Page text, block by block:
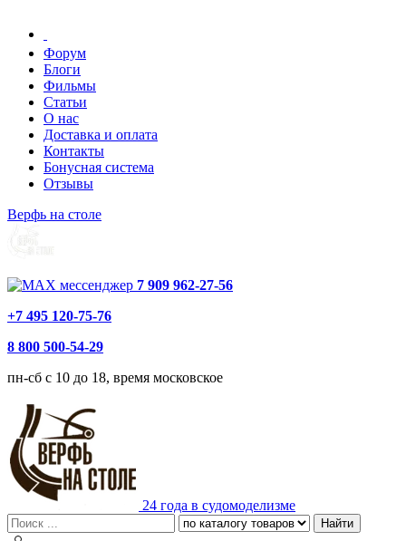
Форум
Блоги
Фильмы
Статьи
О нас
Доставка и оплата
Контакты
Бонусная система
Отзывы
Верфь на столе
7 909 962-27-56
+7 495 120-75-76
8 800 500-54-29
пн-сб с 10 до 18, время московское
24 года в судомоделизме
Найти